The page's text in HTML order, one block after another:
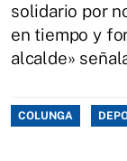
solidario por
en tiempo y
alcalde»
COLUNGA